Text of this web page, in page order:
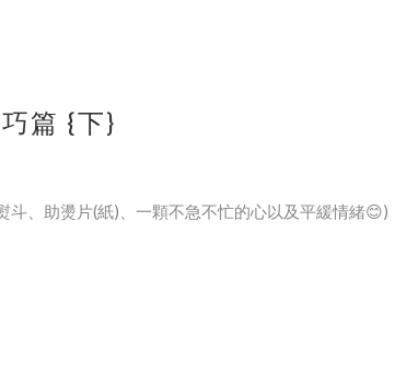
篇 {下}
、助燙片(紙)、一顆不急不忙的心以及平緩情緒😊)